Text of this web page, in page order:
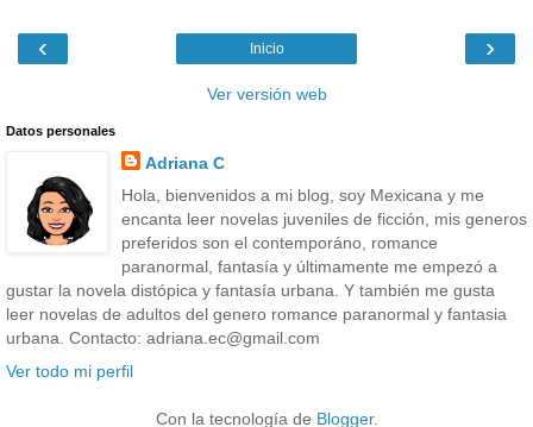
‹ ›
Inicio
Ver versión web
Datos personales
Adriana C
Hola, bienvenidos a mi blog, soy Mexicana y me
encanta leer novelas juveniles de ficción, mis generos
preferidos son el contemporáno, romance
paranormal, fantasía y últimamente me empezó a
gustar la novela distópica y fantasía urbana. Y también me gusta
leer novelas de adultos del genero romance paranormal y fantasia
urbana. Contacto: adriana.ec@gmail.com
Ver todo mi perfil
Con la tecnología de Blogger.